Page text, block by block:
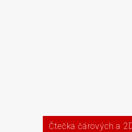
Čtečka čárových a